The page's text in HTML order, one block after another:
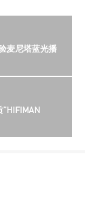
麦尼塔蓝光播